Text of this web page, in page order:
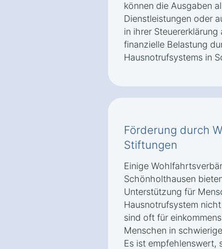
können die Ausgaben
Dienstleistungen oder
in ihrer
finanzielle Belastung
Hausnotrufsystems in
Förderung durch
Stiftungen
Einige
Schönholthausen
Unterstützung für
Hausnotrufsystem
sind oft für
Menschen in
Es ist empfehlenswert,